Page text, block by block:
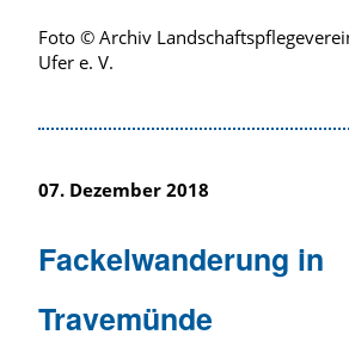
Foto © Archiv
Ufer e. V.
07. Dezember 2018
Fackelwanderung in
Travemünde